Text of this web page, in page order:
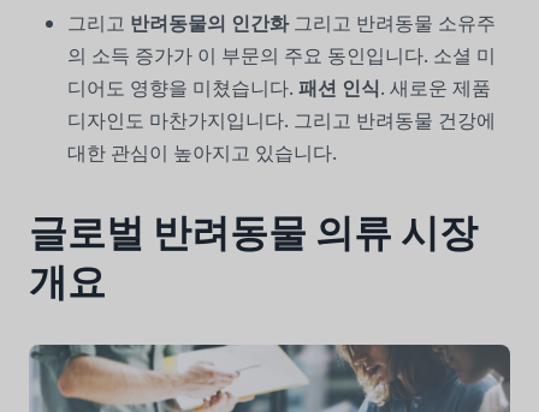
그리고 반려동물의 인간화그리고 반려동물 소유주
의 소득 증가가 이 부문의 주요 동인입니다. 소셜 미
디어도 영향을 미쳤습니다. 패션 인식. 새로운 제품
디자인도 마찬가지입니다. 그리고 반려동물 건강에
대한 관심이 높아지고 있습니다.
글로벌 반려동물 의류 시장
개요